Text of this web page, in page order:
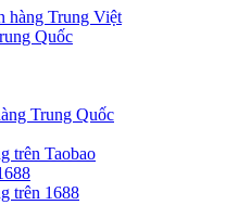
hàng Trung Việt
Quốc
Trung Quốc
trên Taobao
trên 1688